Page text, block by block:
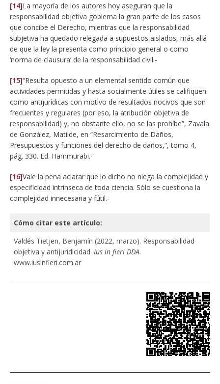
[14]La mayoría de los autores hoy aseguran que la
responsabilidad objetiva gobierna la gran parte de los casos
que concibe el Derecho, mientras que la responsabilidad
subjetiva ha quedado relegada a supuestos aislados, más allá
de que la ley la presenta como principio general o como
‘norma de clausura’ de la responsabilidad civil.-
[15]“Resulta opuesto a un elemental sentido común que
actividades permitidas y hasta socialmente útiles se califiquen
como antijurídicas con motivo de resultados nocivos que son
frecuentes y regulares (por eso, la atribución objetiva de
responsabilidad) y, no obstante ello, no se las prohíbe”, Zavala
de González, Matilde, en “Resarcimiento de Daños,
Presupuestos y funciones del derecho de daños,”, tomo 4,
pág. 330. Ed. Hammurabi.-
[16]Vale la pena aclarar que lo dicho no niega la complejidad y
especificidad intrínseca de toda ciencia. Sólo se cuestiona la
complejidad innecesaria y fútil.-
Cómo citar este artículo:
Valdés Tietjen, Benjamín (2022, marzo). Responsabilidad
objetiva y antijuridicidad. Ius in fieri DDA.
www.iusinfieri.com.ar